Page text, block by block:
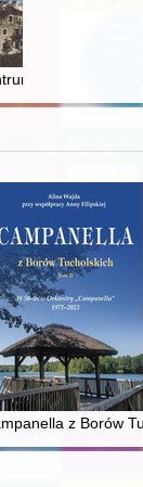
poligonu
z Borów